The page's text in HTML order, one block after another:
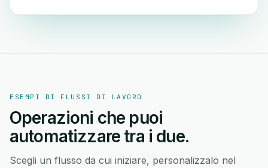
ESEMPI DI FLUSSI DI LAVORO
Operazioni che puoi
automatizzare tra i due.
Scegli un flusso da cui iniziare, personalizzalo nel